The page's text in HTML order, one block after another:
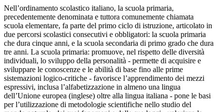
Nell’ordinamento scolastico italiano, la scuola primaria,
precedentemente denominata e tuttora comunemente chiamata
scuola elementare, fa parte del primo ciclo di istruzione, articolato in
due percorsi scolastici consecutivi e obbligatori: la scuola primaria
che dura cinque anni, e la scuola secondaria di primo grado che dura
tre anni. La scuola primaria: promuove, nel rispetto delle diversità
individuali, lo sviluppo della personalità - permette di acquisire e
sviluppare le conoscenze e le abilità di base fino alle prime
sistemazioni logico-critiche - favorisce l’apprendimento dei mezzi
espressivi, inclusa l’alfabetizzazione in almeno una lingua
dell’Unione europea (inglese) oltre alla lingua italiana - pone le basi
per l’utilizzazione di metodologie scientifiche nello studio del